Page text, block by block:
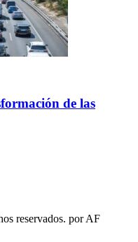
de las
reservados. por AF